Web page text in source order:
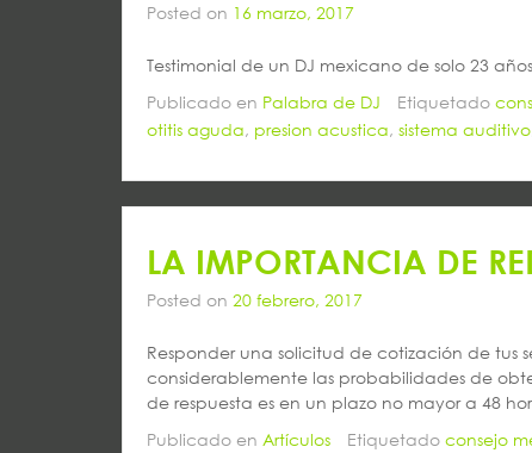
Posted on 16 marzo, 2017
Testimonial de un DJ mexicano de solo 23
Publicado en Palabra de DJ Etiquetado
otitis aguda, presion acustica, sistema auditivo
LA IMPORTANCIA DE
Posted on 20 febrero, 2017
Responder una solicitud de cotización de tus
considerablemente las probabilidades de
de respuesta es en un plazo no mayor a 48
Publicado en Artículos Etiquetado consejo